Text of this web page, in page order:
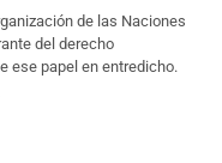
de las Naciones
del derecho
ese papel en entredicho.